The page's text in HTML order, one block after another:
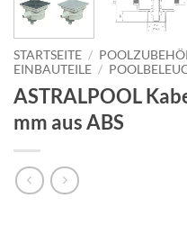
STARTSEITE /
EINBAUTEILE /
ASTRALPOOL
mm aus ABS